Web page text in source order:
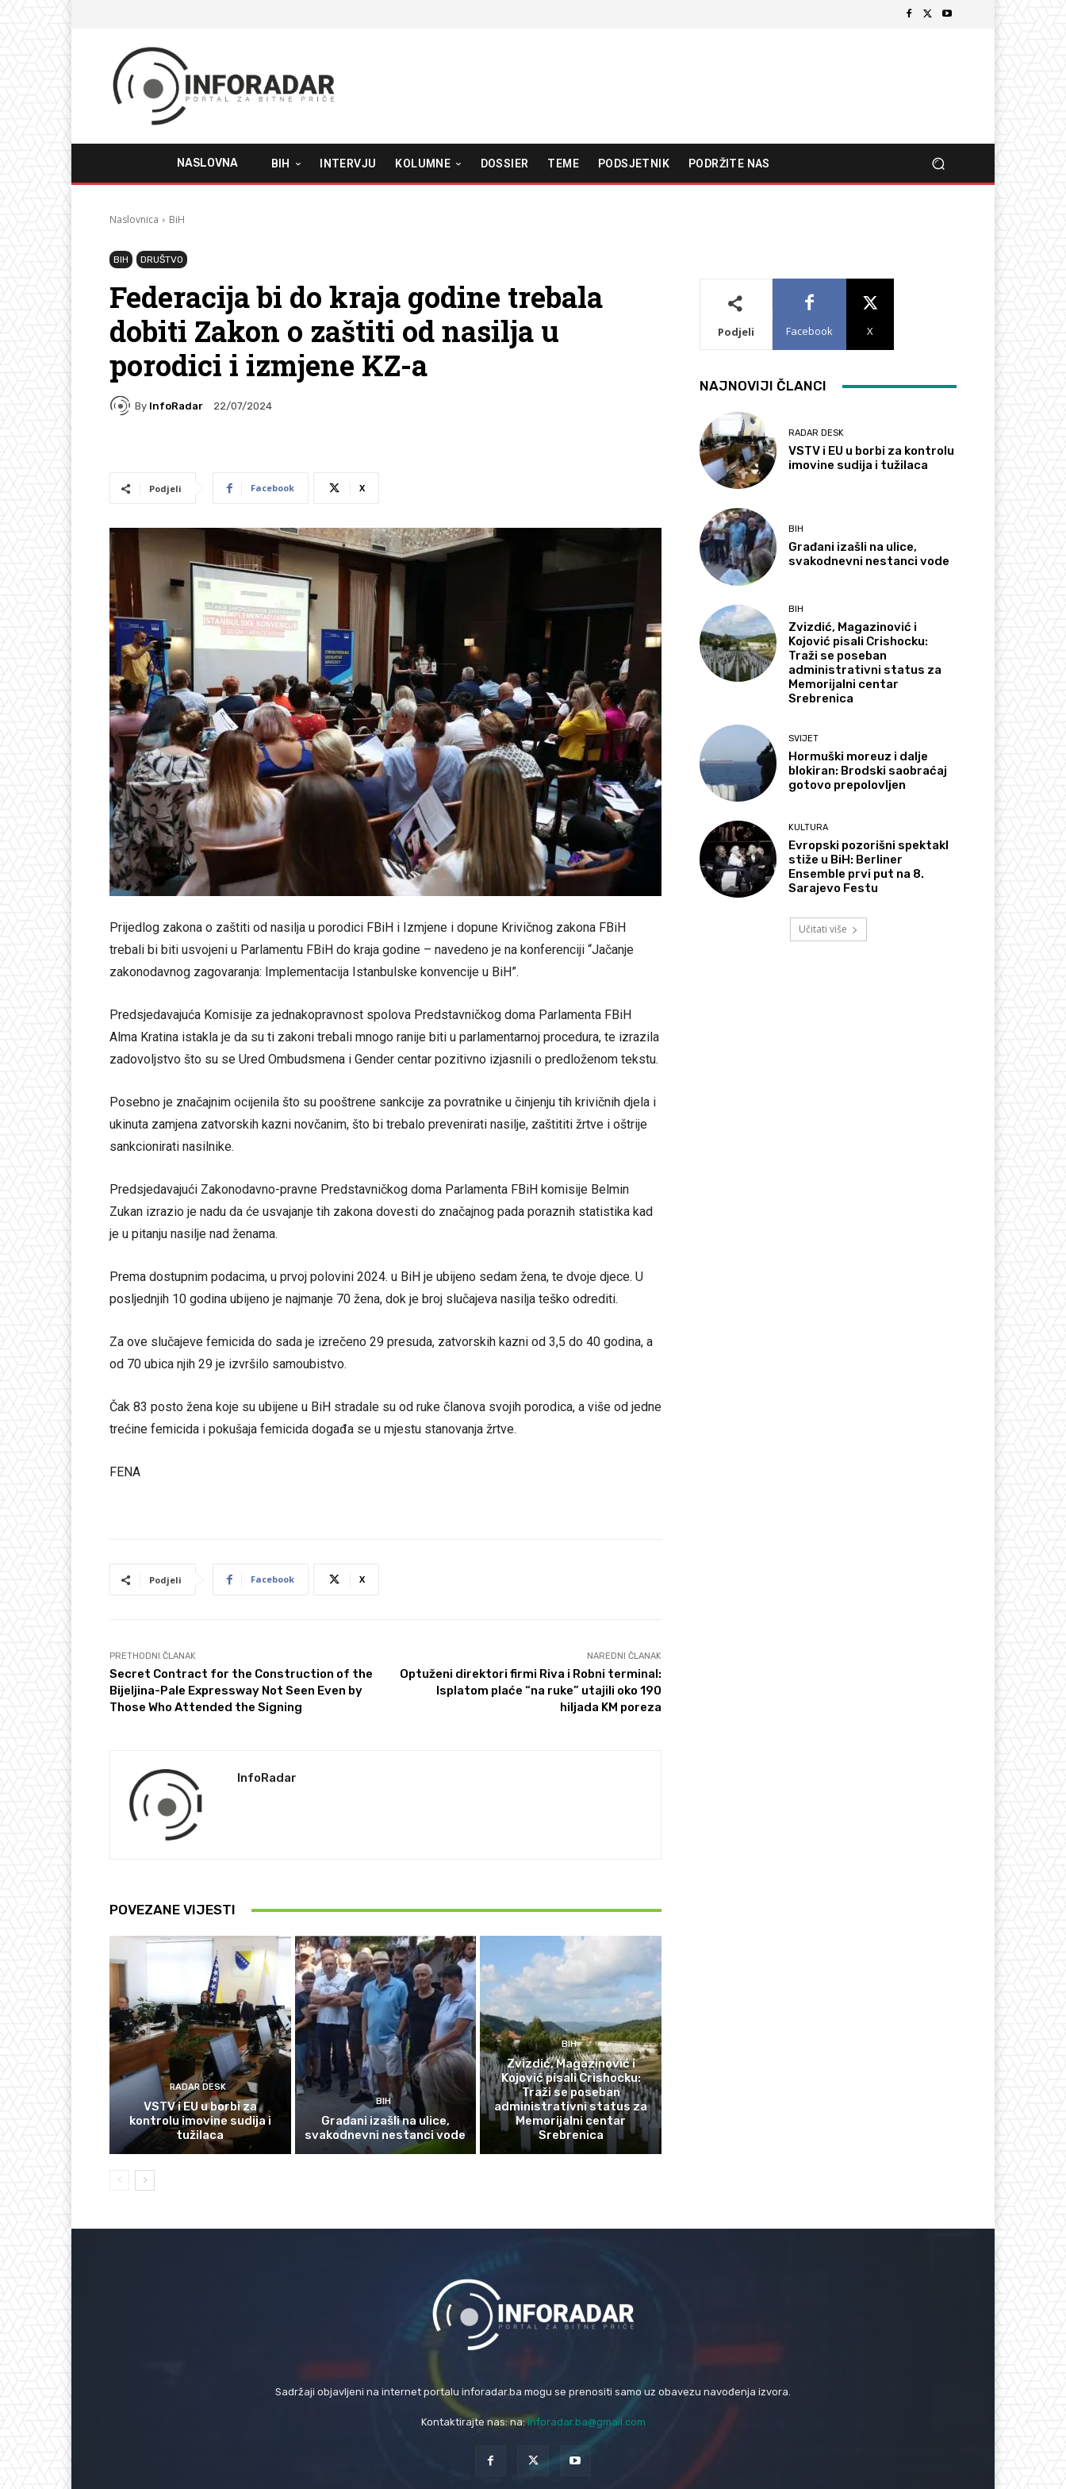
NASLOVNA BIH INTERVJU KOLUMNE DOSSIER TEME PODSJETNIK PODRŽITE NAS
Naslovnica BiH
BIH DRUŠTVO
Federacija bi do kraja godine trebala
dobiti Zakon o zaštiti od nasilja u
porodici i izmjene KZ-a
By InfoRadar 22/07/2024
Podjeli Facebook X
Prijedlog zakona o zaštiti od nasilja u porodici FBiH i Izmjene i dopune Krivičnog zakona FBiH
trebali bi biti usvojeni u Parlamentu FBiH do kraja godine – navedeno je na konferenciji “Jačanje
zakonodavnog zagovaranja: Implementacija Istanbulske konvencije u BiH”.
Predsjedavajuća Komisije za jednakopravnost spolova Predstavničkog doma Parlamenta FBiH
Alma Kratina istakla je da su ti zakoni trebali mnogo ranije biti u parlamentarnoj procedura, te izrazila
zadovoljstvo što su se Ured Ombudsmena i Gender centar pozitivno izjasnili o predloženom tekstu.
Posebno je značajnim ocijenila što su pooštrene sankcije za povratnike u činjenju tih krivičnih djela i
ukinuta zamjena zatvorskih kazni novčanim, što bi trebalo prevenirati nasilje, zaštititi žrtve i oštrije
sankcionirati nasilnike.
Predsjedavajući Zakonodavno-pravne Predstavničkog doma Parlamenta FBiH komisije Belmin
Zukan izrazio je nadu da će usvajanje tih zakona dovesti do značajnog pada poraznih statistika kad
je u pitanju nasilje nad ženama.
Prema dostupnim podacima, u prvoj polovini 2024. u BiH je ubijeno sedam žena, te dvoje djece. U
posljednjih 10 godina ubijeno je najmanje 70 žena, dok je broj slučajeva nasilja teško odrediti.
Za ove slučajeve femicida do sada je izrečeno 29 presuda, zatvorskih kazni od 3,5 do 40 godina, a
od 70 ubica njih 29 je izvršilo samoubistvo.
Čak 83 posto žena koje su ubijene u BiH stradale su od ruke članova svojih porodica, a više od jedne
trećine femicida i pokušaja femicida događa se u mjestu stanovanja žrtve.
FENA
Podjeli Facebook X
PRETHODNI ČLANAK
Secret Contract for the Construction of the
Bijeljina-Pale Expressway Not Seen Even by
Those Who Attended the Signing
NAREDNI ČLANAK
Optuženi direktori firmi Riva i Robni terminal:
Isplatom plaće “na ruke” utajili oko 190
hiljada KM poreza
InfoRadar
POVEZANE VIJESTI
RADAR DESK
VSTV i EU u borbi za
kontrolu imovine sudija i
tužilaca
BIH
Građani izašli na ulice,
svakodnevni nestanci vode
BIH
Zvizdić, Magazinović i
Kojović pisali Crishocku:
Traži se poseban
administrativni status za
Memorijalni centar
Srebrenica
Podjeli Facebook X
NAJNOVIJI ČLANCI
RADAR DESK
VSTV i EU u borbi za kontrolu
imovine sudija i tužilaca
BIH
Građani izašli na ulice,
svakodnevni nestanci vode
BIH
Zvizdić, Magazinović i
Kojović pisali Crishocku:
Traži se poseban
administrativni status za
Memorijalni centar
Srebrenica
SVIJET
Hormuški moreuz i dalje
blokiran: Brodski saobraćaj
gotovo prepolovljen
KULTURA
Evropski pozorišni spektakl
stiže u BiH: Berliner
Ensemble prvi put na 8.
Sarajevo Festu
Učitati više
Sadržaji objavljeni na internet portalu inforadar.ba mogu se prenositi samo uz obavezu navođenja izvora.
Kontaktirajte nas: na:inforadar.ba@gmail.com